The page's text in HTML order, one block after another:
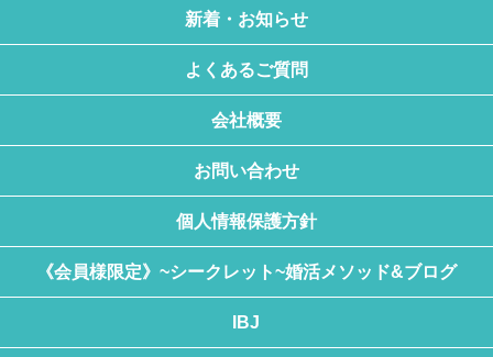
新着・お知らせ
よくあるご質問
会社概要
お問い合わせ
個人情報保護方針
《会員様限定》~シークレット~婚活メソッド&ブログ
IBJ